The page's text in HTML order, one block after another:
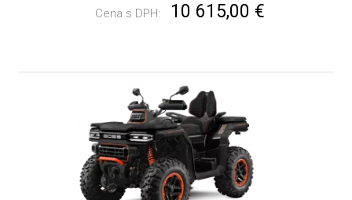
Cena s DPH: 10 615,00 €